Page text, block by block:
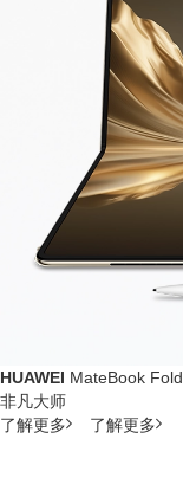
HUAWEI MateBook Fold
非凡大师
了解更多
了解更多